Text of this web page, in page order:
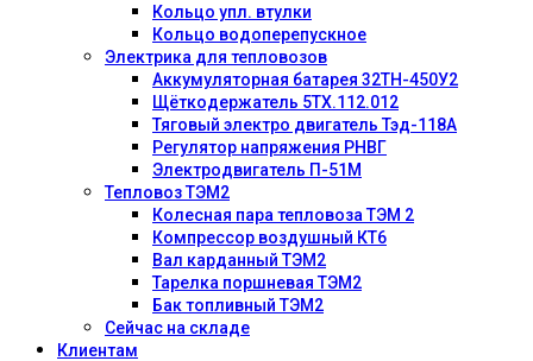
Кольцо упл. втулки
Кольцо водоперепускное
Электрика для тепловозов
Аккумуляторная батарея 32ТН-450У2
Щёткодержатель 5ТХ.112.012
Тяговый электро двигатель Тэд-118А
Регулятор напряжения РНВГ
Электродвигатель П-51М
Тепловоз ТЭМ2
Колесная пара тепловоза ТЭМ 2
Компрессор воздушный КТ6
Вал карданный ТЭМ2
Тарелка поршневая ТЭМ2
Бак топливный ТЭМ2
Сейчас на складе
Клиентам